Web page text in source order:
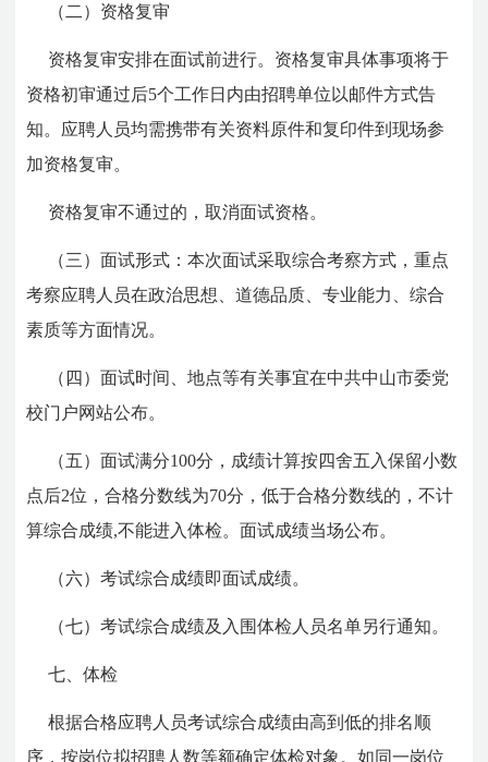
（二）资格复审
资格复审安排在面试前进行。资格复审具体事项将于
资格初审通过后5个工作日内由招聘单位以邮件方式告
知。应聘人员均需携带有关资料原件和复印件到现场参
加资格复审。
资格复审不通过的，取消面试资格。
（三）面试形式：本次面试采取综合考察方式，重点
考察应聘人员在政治思想、道德品质、专业能力、综合
素质等方面情况。
（四）面试时间、地点等有关事宜在中共中山市委党
校门户网站公布。
（五）面试满分100分，成绩计算按四舍五入保留小数
点后2位，合格分数线为70分，低于合格分数线的，不计
算综合成绩,不能进入体检。面试成绩当场公布。
（六）考试综合成绩即面试成绩。
（七）考试综合成绩及入围体检人员名单另行通知。
七、体检
根据合格应聘人员考试综合成绩由高到低的排名顺
序，按岗位拟招聘人数等额确定体检对象。如同一岗位